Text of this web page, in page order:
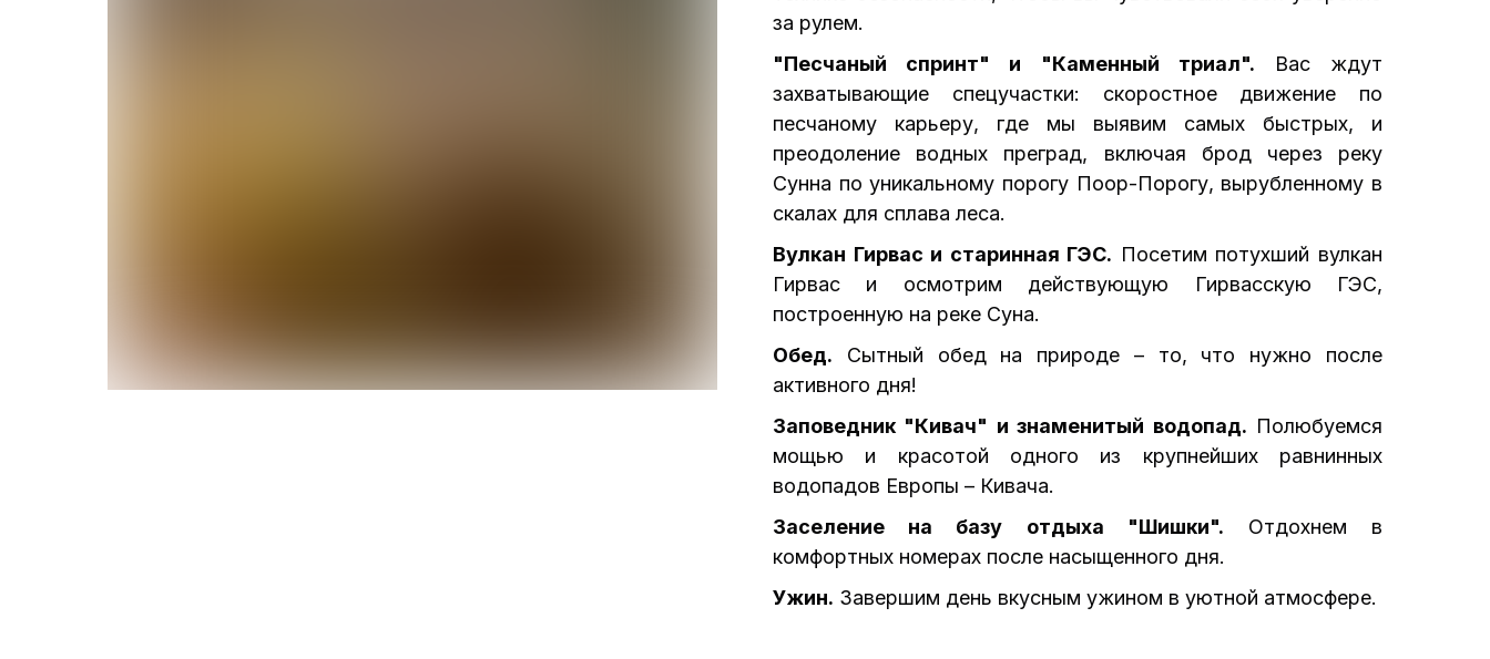
за рулем.
"Песчаный спринт" и "Каменный триал". Вас ждут
захватывающие спецучастки: скоростное движение по
песчаному карьеру, где мы выявим самых быстрых, и
преодоление водных преград, включая брод через реку
Сунна по уникальному порогу Поор-Порогу, вырубленному в
скалах для сплава леса.
Вулкан Гирвас и старинная ГЭС. Посетим потухший вулкан
Гирвас и осмотрим действующую Гирвасскую ГЭС,
построенную на реке Суна.
Обед. Сытный обед на природе – то, что нужно после
активного дня!
Заповедник "Кивач" и знаменитый водопад. Полюбуемся
мощью и красотой одного из крупнейших равнинных
водопадов Европы – Кивача.
Заселение на базу отдыха "Шишки". Отдохнем в
комфортных номерах после насыщенного дня.
Ужин. Завершим день вкусным ужином в уютной атмосфере.